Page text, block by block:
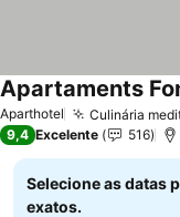
Aparthotel Culinária
Apartaments
9,4 Excelente 516
Selecione as datas
exatos.